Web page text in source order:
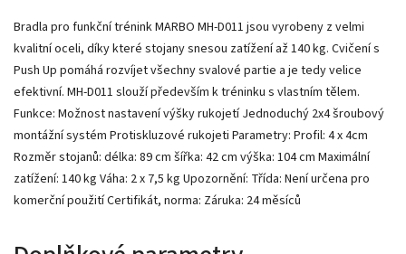
Bradla pro funkční trénink MARBO MH-D011 jsou vyrobeny z velmi
kvalitní oceli, díky které stojany snesou zatížení až 140 kg. Cvičení s
Push Up pomáhá rozvíjet všechny svalové partie a je tedy velice
efektivní. MH-D011 slouží především k tréninku s vlastním tělem.
Funkce: Možnost nastavení výšky rukojetí Jednoduchý 2x4 šroubový
montážní systém Protiskluzové rukojeti Parametry: Profil: 4 x 4cm
Rozměr stojanů: délka: 89 cm šířka: 42 cm výška: 104 cm Maximální
zatížení: 140 kg Váha: 2 x 7,5 kg Upozornění: Třída: Není určena pro
komerční použití Certifikát, norma: Záruka: 24 měsíců